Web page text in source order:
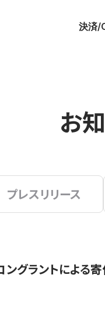
決済/
お
プレスリリース
グラントによる